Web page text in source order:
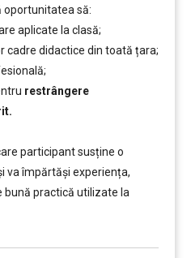
să:
aplicate la clasă;
cadre didactice din toată țara;
restrângere
participant susține o
va împărtăși experiența,
bună practică utilizate la